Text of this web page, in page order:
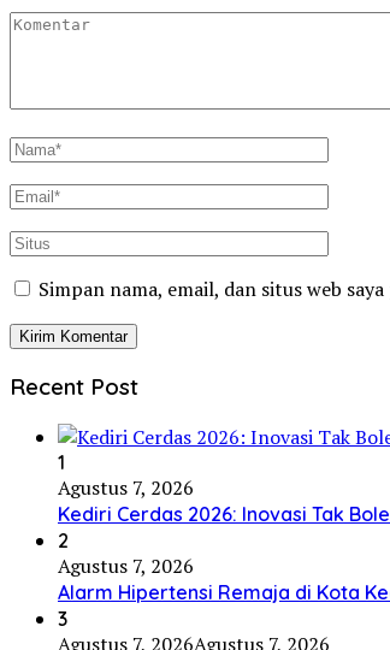
Simpan nama, email, dan situs web
Recent Post
1
Agustus 7, 2026
Kediri Cerdas 2026: Inovasi Tak
2
Agustus 7, 2026
Alarm Hipertensi Remaja di Kota
3
Agustus 7, 2026Agustus 7, 2026